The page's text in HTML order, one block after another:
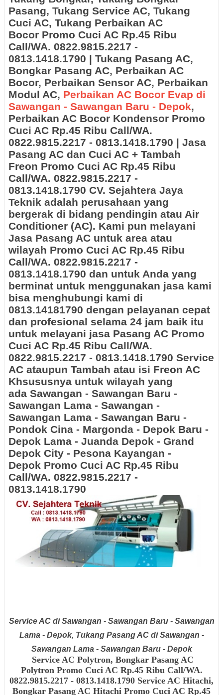
Pasang, Tukang Service AC, Tukang
Cuci AC, Tukang Perbaikan AC
Bocor Promo Cuci AC Rp.45 Ribu
Call/WA. 0822.9815.2217 -
0813.1418.1790 | Tukang Pasang AC,
Bongkar Pasang AC, Perbaikan AC
Bocor, Perbaikan Sensor AC, Perbaikan
Modul AC, Perbaikan AC Bocor Evap di
Sawangan - Sawangan Baru - Depok,
Perbaikan AC Bocor Kondensor Promo
Cuci AC Rp.45 Ribu Call/WA.
0822.9815.2217 - 0813.1418.1790 | Jasa
Pasang AC dan Cuci AC + Tambah
Freon Promo Cuci AC Rp.45 Ribu
Call/WA. 0822.9815.2217 -
0813.1418.1790 CV. Sejahtera Jaya
Teknik adalah perusahaan yang
bergerak di bidang pendingin atau Air
Conditioner (AC). Kami pun melayani
Jasa Pasang AC untuk area atau
wilayah Promo Cuci AC Rp.45 Ribu
Call/WA. 0822.9815.2217 -
0813.1418.1790 dan untuk Anda yang
berminat untuk menggunakan jasa kami
bisa menghubungi kami di
0813.14181790 dengan pelayanan cepat
dan profesional selama 24 jam baik itu
untuk melayani jasa Pasang AC Promo
Cuci AC Rp.45 Ribu Call/WA.
0822.9815.2217 - 0813.1418.1790 Service
AC ataupun Tambah atau isi Freon AC
Khsususnya untuk wilayah yang
ada Sawangan - Sawangan Baru -
Sawangan Lama - Sawangan -
Sawangan Lama - Sawangan Baru -
Pondok Cina - Margonda - Depok Baru -
Depok Lama - Juanda Depok - Grand
Depok City - Pesona Kayangan -
Depok Promo Cuci AC Rp.45 Ribu
Call/WA. 0822.9815.2217 -
0813.1418.1790
Service AC di Sawangan - Sawangan Baru - Sawangan
Lama - Depok, Tukang Pasang AC di Sawangan -
Sawangan Lama - Sawangan Baru - Depok
Service AC Polytron, Bongkar Pasang AC
Polytron Promo Cuci AC Rp.45 Ribu Call/WA.
0822.9815.2217 - 0813.1418.1790 Service AC Hitachi,
Bongkar Pasang AC Hitachi Promo Cuci AC Rp.45